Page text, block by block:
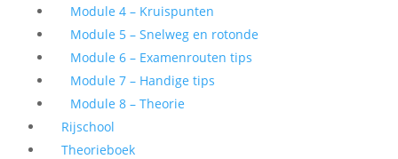
Module 4 – Kruispunten
Module 5 – Snelweg en rotonde
Module 6 – Examenrouten tips
Module 7 – Handige tips
Module 8 – Theorie
Rijschool
Theorieboek